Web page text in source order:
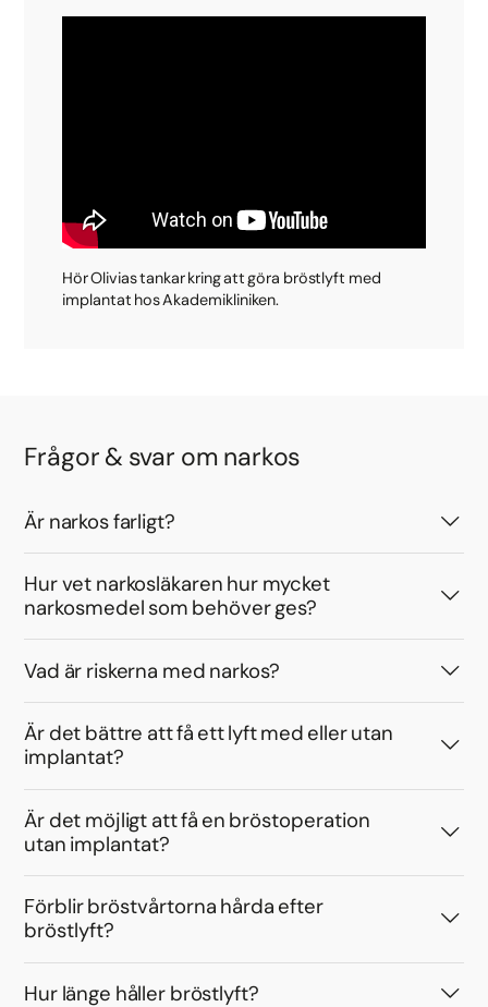
Hör Olivias tankar kring att göra bröstlyft med
implantat hos Akademikliniken.
Frågor & svar om narkos
Är narkos farligt?
Hur vet narkosläkaren hur mycket
narkosmedel som behöver ges?
Vad är riskerna med narkos?
Är det bättre att få ett lyft med eller utan
implantat?
Är det möjligt att få en bröstoperation
utan implantat?
Förblir bröstvårtorna hårda efter
bröstlyft?
Hur länge håller bröstlyft?